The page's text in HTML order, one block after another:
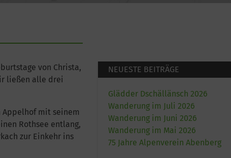
von Christa,
ließen alle drei
Appelhof mit seinem
Rothsee entlang,
zur Einkehr ins
NEUESTE BEITRÄGE
Glädder Dschällänsch 2026
Wanderung im Juli 2026
Wanderung im Juni 2026
Wanderung im Mai 2026
75 Jahre Alpenverein Abenberg